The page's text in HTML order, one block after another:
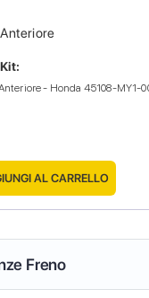
- Honda 45108-MY1-
AL CARRELLO
Freno